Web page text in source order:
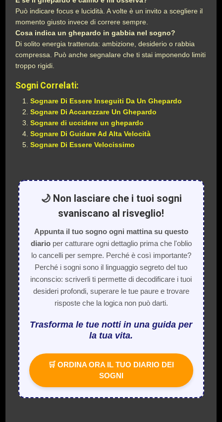
Può indicare focus e lucidità. A volte è un invito a scegliere il
momento giusto invece di correre sempre.
Cosa indica un ghepardo in gabbia nel sogno?
Di solito energia trattenuta: ambizione, desiderio o rabbia
compressa. Può anche segnalare che ti stai imponendo limiti
troppo rigidi.
Sogni Correlati:
Sognare Di Essere Inseguiti Da Un Ghepardo
Sognare Di Accarezzare Un Ghepardo
Sognare di uccidere un ghepardo
Sognare Di Guidare Ad Alta Velocità
Sognare Di Essere Velocissimo
🌙 Non lasciare che i tuoi sogni
svaniscano al risveglio!
Appunta il tuo sogno ogni mattina su questo
diarioper catturare ogni dettaglio prima che l'oblio
lo cancelli per sempre. Perché è così importante?
Perché i sogni sono il linguaggio segreto del tuo
inconscio: scriverli ti permette di decodificare i tuoi
desideri profondi, superare le tue paure e trovare
risposte che la logica non può darti.
Trasforma le tue notti in una guida per
la tua vita.
🛒 ORDINA ORA IL TUO DIARIO DEI
SOGNI